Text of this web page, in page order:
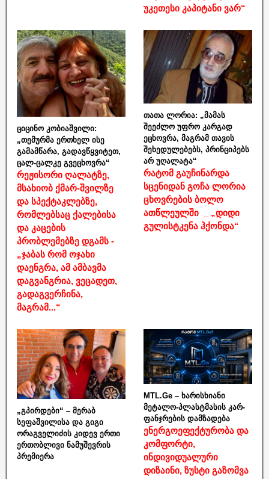
უკეთესი კაპიტანი ვარ“
ციცინო კობიაშვილი:
„თემურმა ერთხელ ისე
გამამწარა, გადავწყვიტეთ,
ცალ-ცალკე გვეცხოვრა“
რეჟისორი ღალატზე,
მსახიობ ქმარ-შვილზე
და სპექტაკლებზე,
რომლებსაც ქალებისა
და კაცების
პრობლემებზე დგამს -
„ჯაბას რომ ოჯახი
დაენგრა, ამ ამბავმა
დაგვანგრია, ვეცადეთ,
გადაგვერჩინა,
მაგრამ...“
თათა ლორია: „მამას
შეეძლო უფრო კარგად
ეცხოვრა, მაგრამ თავის
შეხედულებებს, პრინციპებს
არ უღალატა“
რატომ გაუჩინარდა
სცენიდან გოჩა ლორია
ცხოვრების ბოლო
ათწლეულში _ „დიდი
გულისტკენა ჰქონდა“
„გპირდები“ – მერაბ
სეფაშვილისა და გიგი
ორაგველიძის კიდევ ერთი
ერთობლივი ნამუშევრის
პრემიერა
MTL.Ge – ხარისხიანი
მეტალო-პლასტმასის კარ-
ფანჯრების დამზადება
ენერგოეფექტურობა და
კომფორტი,
ინდივიდუალური
დიზაინი, ზუსტი გაზომვა